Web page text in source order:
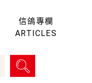
信鴿專欄
ARTICLES